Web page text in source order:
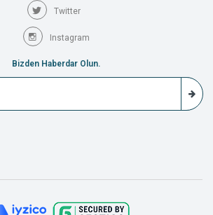
Twitter
Instagram
Bizden Haberdar Olun.